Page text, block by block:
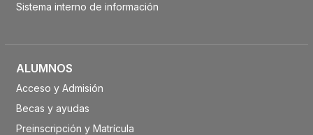
Sistema interno de información
ALUMNOS
Acceso y Admisión
Becas y ayudas
Preinscripción y Matrícula